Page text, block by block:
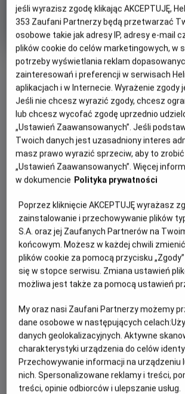
OBSERWUJ
Lśnienie w Helios
Oryginalny
tytuł
The Shining Gatunek
Horror
Czas
trwania
154 min
REŻYSERIA
Stanley Kubrick
SCENARIUSZ
Stanley
Johnson
OBSADA
Danny Lloyd, Shelley Duvall, Jack Nicholson
WIĘCEJ SZCZEGÓŁÓW
OPIS WYDARZENIA
Spróbuj odpowiedzieć sobie na pytanie,
najbardziej: potworów z kosmosu?
może tego, że pewnego dnia ktoś z
kto powinien strzec cię i kochać - nagle
zabić?
Lśnienie to ekranizacja bestsellerowej
Kinga, którą uznano za arcydzieło filmu
kierunkiem reżysera Stanleya Kubricka
stworzył niezapomnianą kreację w roli
zimowego stróża w odciętym od Świata
Overlook, dokąd przenosi się wraz z żoną
synem (Danny Lloyd). Torrance nigdy tam
- a może jest inaczej? Odpowiedź na to
mrożący krew w żyłach finał, w którym
niesamowitą tajemnicę hotelu Overlook.
jeśli wyrazisz zgodę klikając AKCEPTUJĘ,
353 Zaufani Partnerzy będą przetwarzać
osobowe takie jak adresy IP, adresy e-mail
plików cookie do celów marketingowych, w
potrzeby wyświetlania reklam
zainteresowań i preferencji w serwisach
aplikacjach i w Internecie. Wyrażenie zgody
Jeśli nie chcesz wyrazić zgody, chcesz
lub chcesz wycofać zgodę uprzednio
„Ustawień Zaawansowanych”. Jeśli
Twoich danych jest uzasadniony interes
masz prawo wyrazić sprzeciw, aby to
„Ustawień Zaawansowanych”. Więcej
w dokumencie Polityka prywatności
Poprzez kliknięcie AKCEPTUJĘ wyrażasz
zainstalowanie i przechowywanie plików
S.A. oraz jej Zaufanych Partnerów na
końcowym. Możesz w każdej chwili
plików cookie za pomocą przycisku
się w stopce serwisu. Zmiana ustawień
możliwa jest także za pomocą ustawień
My oraz nasi Zaufani Partnerzy możemy
dane osobowe w następujących celach:
danych geolokalizacyjnych. Aktywne
charakterystyki urządzenia do celów
Przechowywanie informacji na urządzeniu
nich. Spersonalizowane reklamy i treści,
treści, opinie odbiorców i ulepszanie usług.